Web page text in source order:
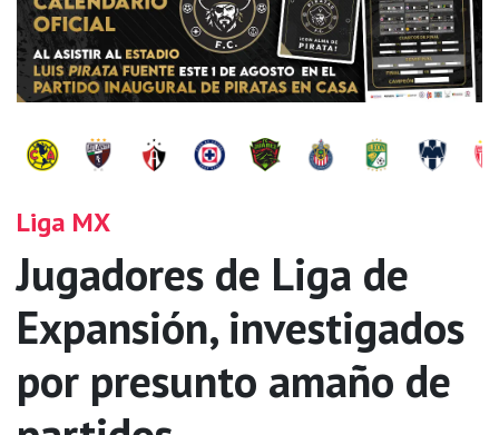
Liga MX
Jugadores de Liga de
Expansión, investigados
por presunto amaño de